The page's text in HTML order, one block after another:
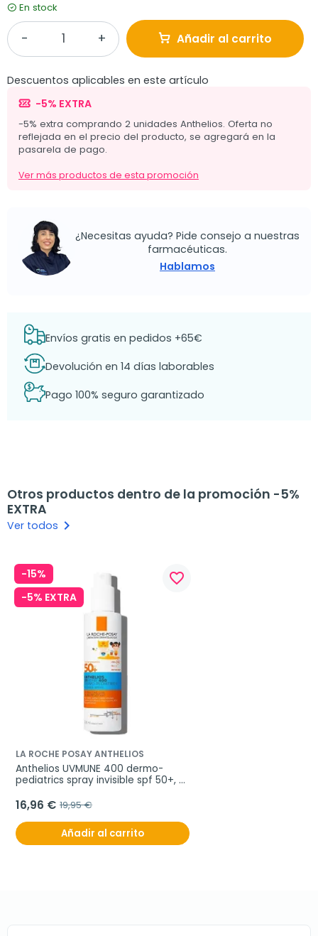
En stock
Añadir al carrito
Descuentos aplicables en este artículo
-5% EXTRA
-5% extra comprando 2 unidades Anthelios. Oferta no
reflejada en el precio del producto, se agregará en la
pasarela de pago.
Ver más productos de esta promoción
¿Necesitas ayuda? Pide consejo a nuestras
farmacéuticas.
Hablamos
Envíos gratis en pedidos +65€
Devolución en 14 días laborables
Pago 100% seguro garantizado
Otros productos dentro de la promoción -5%
EXTRA
Ver todos keyboard_arrow_right
-15%
-5% EXTRA
favorite_border
LA ROCHE POSAY ANTHELIOS
Anthelios UVMUNE 400 dermo-
pediatrics spray invisible spf 50+,
16,96 € 19,95 €
Añadir al carrito